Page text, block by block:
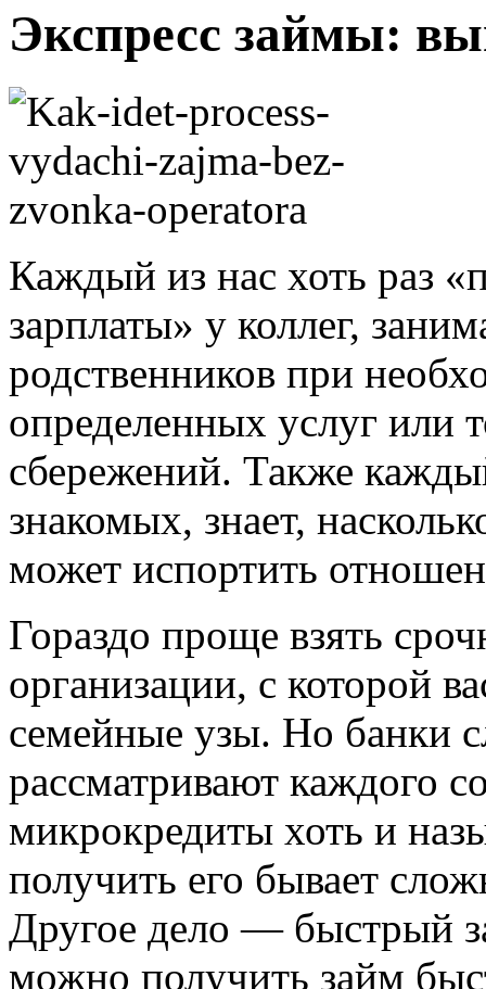
Экспресс займы:
Каждый из нас хоть раз
зарплаты» у коллег,
родственников при
определенных услуг или
сбережений. Также
знакомых, знает,
может испортить
Гораздо проще взять
организации, с которой
семейные узы. Но банки
рассматривают каждого
микрокредиты хоть и
получить его бывает
Другое дело — быстрый
можно получить займ